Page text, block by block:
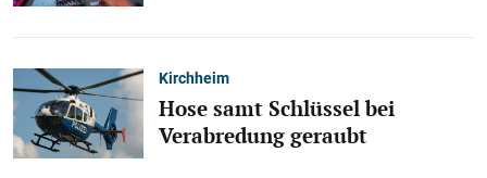
Kirchheim
Hose samt Schlüssel bei
Verabredung geraubt